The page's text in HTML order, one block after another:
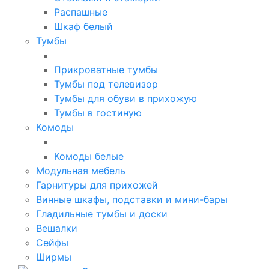
Распашные
Шкаф белый
Тумбы
Прикроватные тумбы
Тумбы под телевизор
Тумбы для обуви в прихожую
Тумбы в гостиную
Комоды
Комоды белые
Модульная мебель
Гарнитуры для прихожей
Винные шкафы, подставки и мини-бары
Гладильные тумбы и доски
Вешалки
Сейфы
Ширмы